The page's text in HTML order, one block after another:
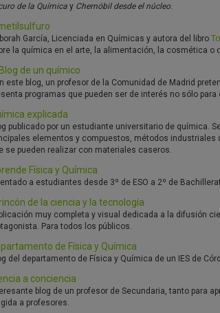
de la Químicay Chernóbil desde el núcleo.
García, Licenciada en Químicas y autora del libro
la química en el arte, la alimentación, la cosmética o
de un químico
este blog, un profesor de la Comunidad de Madrid
programas que pueden ser de interés no sólo
explicada
publicado por un estudiante universitario de química.
elementos y compuestos, métodos
se pueden realizar con materiales caseros.
Física y Química
a estudiantes desde 3º de ESO a 2º de
de la ciencia y la tecnología
muy completa y visual dedicada a la difusión
Para todos los públicos.
de Física y Química
del departamento de Física y Química de un IES de
a conciencia
blog de un profesor de Secundaria, tanto para
a profesores.